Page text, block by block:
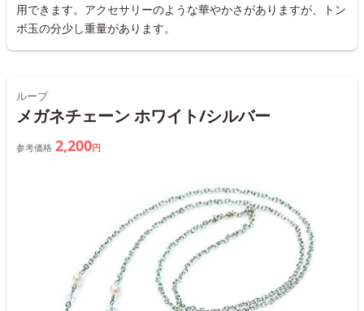
用できます。アクセサリーのような華やかさがありますが、トン
ボ玉の分少し重量があります。
ループ
メガネチェーン ホワイト/シルバー
参考価格 2,200円